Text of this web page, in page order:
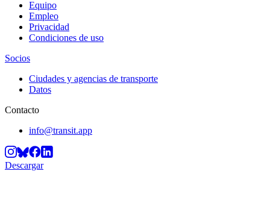
Equipo
Empleo
Privacidad
Condiciones de uso
Socios
Ciudades y agencias de transporte
Datos
Contacto
info@transit.app
Descargar